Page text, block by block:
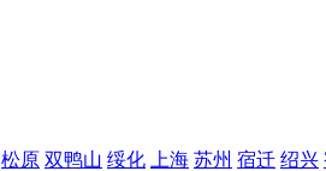
松原 双鸭山 绥化 上海 苏州 宿迁 绍兴